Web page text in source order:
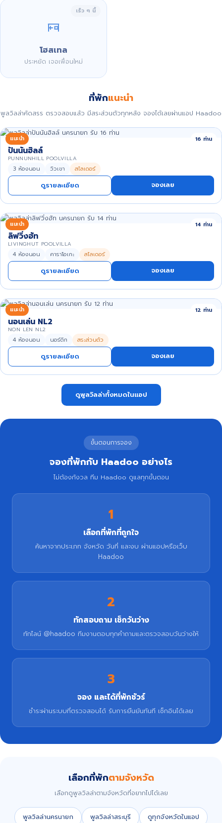
เร็ว ๆ นี้
โฮสเทล
ประหยัด เจอเพื่อนใหม่
ที่พักแนะนำ
พูลวิลล่าคัดสรร ตรวจสอบแล้ว มีสระส่วนตัวทุกหลัง จองได้เลยผ่านแอป Haadoo
แนะนำ 16 ท่าน
ปันนันฮิลล์
PUNNUNHILL POOLVILLA
3 ห้องนอน วิวเขา สไลเดอร์
ดูรายละเอียด จองเลย
แนะนำ 14 ท่าน
ลิฟวิ่งฮัท
LIVINGHUT POOLVILLA
4 ห้องนอน คาราโอเกะ สไลเดอร์
ดูรายละเอียด จองเลย
แนะนำ 12 ท่าน
นอนเล่น NL2
NON LEN NL2
4 ห้องนอน นอร์ดิก สระส่วนตัว
ดูรายละเอียด จองเลย
ดูพูลวิลล่าทั้งหมดในแอป
ขั้นตอนการจอง
จองที่พักกับ Haadoo อย่างไร
ไม่ต้องกังวล ทีม Haadoo ดูแลทุกขั้นตอน
1
เลือกที่พักที่ถูกใจ
ค้นหาจากประเภท จังหวัด วันที่ และงบ ผ่านแอปหรือเว็บ
Haadoo
2
ทักสอบถาม เช็กวันว่าง
ทักไลน์ @haadoo ทีมงานตอบทุกคำถามและตรวจสอบวันว่างให้
3
จอง และได้ที่พักชัวร์
ชำระผ่านระบบที่ตรวจสอบได้ รับการยืนยันทันที เช็กอินได้เลย
เลือกที่พักตามจังหวัด
เลือกดูพูลวิลล่าตามจังหวัดที่อยากไปได้เลย
พูลวิลล่านครนายก พูลวิลล่าสระบุรี ดูทุกจังหวัดในแอป